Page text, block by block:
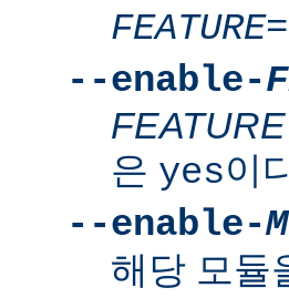
FEATURE
--enable-
FEATURE
은 yes이
--enable-
해당 모듈